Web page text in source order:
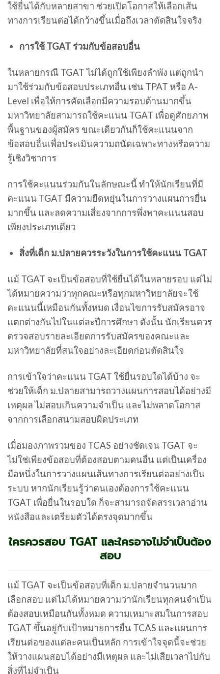
ใช้ยื่นได้กับหลายสาขา ช่วยเปิดโอกาสให้เลือกเส้น
ทางการเรียนต่อได้กว้างขึ้นเมื่อถึงเวลาตัดสินใจจริง
การใช้ TGAT ร่วมกับข้อสอบอื่น
ในหลายกรณี TGAT ไม่ได้ถูกใช้เพียงลำพัง แต่ถูกนำ
มาใช้ร่วมกับข้อสอบประเภทอื่น เช่น TPAT หรือ A-
Level เพื่อให้การคัดเลือกมีความรอบด้านมากขึ้น
มหาวิทยาลัยสามารถใช้คะแนน TGAT เพื่อดูศักยภาพ
พื้นฐานของผู้สมัคร ขณะเดียวกันก็ใช้คะแนนจาก
ข้อสอบอื่นเพื่อประเมินความถนัดเฉพาะทางหรือความ
รู้เชิงวิชาการ
การใช้คะแนนร่วมกันในลักษณะนี้ ทำให้นักเรียนที่มี
คะแนน TGAT มีความยืดหยุ่นในการวางแผนการยื่น
มากขึ้น และลดความเสี่ยงจากการพึ่งพาคะแนนสอบ
เพียงประเภทเดียว
สิ่งที่เด็ก ม.ปลายควรระวังในการใช้คะแนน TGAT
แม้ TGAT จะเป็นข้อสอบที่ใช้ยื่นได้ในหลายรอบ แต่ไม่
ได้หมายความว่าทุกคณะหรือทุกมหาวิทยาลัยจะใช้
คะแนนนี้เหมือนกันทั้งหมด เงื่อนไขการรับสมัครอาจ
แตกต่างกันไปในแต่ละปีการศึกษา ดังนั้น นักเรียนควร
ตรวจสอบรายละเอียดการรับสมัครของคณะและ
มหาวิทยาลัยที่สนใจอย่างละเอียดก่อนตัดสินใจ
การเข้าใจว่าคะแนน TGAT ใช้ยื่นรอบใดได้บ้าง จะ
ช่วยให้เด็ก ม.ปลายสามารถวางแผนการสอบได้อย่างมี
เหตุผล ไม่สอบเกินความจำเป็น และไม่พลาดโอกาส
จากการเลือกสนามสอบผิดประเภท
เมื่อมองภาพรวมของ TCAS อย่างชัดเจน TGAT จะ
ไม่ใช่เพียงข้อสอบที่ต้องสอบตามคนอื่น แต่เป็นเครื่อง
มือหนึ่งในการวางแผนเส้นทางการเรียนต่ออย่างเป็น
ระบบ หากนักเรียนรู้ว่าตนเองต้องการใช้คะแนน
TGAT เพื่อยื่นในรอบใด ก็จะสามารถจัดสรรเวลาอ่าน
หนังสือและเตรียมตัวได้ตรงจุดมากขึ้น
ใครควรสอบ TGAT และใครอาจไม่จำเป็นต้อง
สอบ
แม้ TGAT จะเป็นข้อสอบที่เด็ก ม.ปลายจำนวนมาก
เลือกสอบ แต่ไม่ได้หมายความว่านักเรียนทุกคนจำเป็น
ต้องสอบเหมือนกันทั้งหมด ความเหมาะสมในการสอบ
TGAT ขึ้นอยู่กับเป้าหมายการยื่น TCAS และแผนการ
เรียนต่อของแต่ละคนเป็นหลัก การเข้าใจจุดนี้จะช่วย
ให้วางแผนสอบได้อย่างมีเหตุผล และไม่เสียเวลาไปกับ
สิ่งที่ไม่จำเป็น